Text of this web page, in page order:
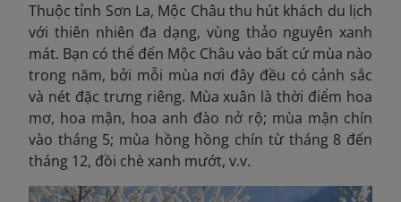
Thuộc tỉnh Sơn La, Mộc Châu thu hút khách du lịch
với thiên nhiên đa dạng, vùng thảo nguyên xanh
mát. Bạn có thể đến Mộc Châu vào bất cứ mùa nào
trong năm, bởi mỗi mùa nơi đây đều có cảnh sắc
và nét đặc trưng riêng. Mùa xuân là thời điểm hoa
mơ, hoa mận, hoa anh đào nở rộ; mùa mận chín
vào tháng 5; mùa hồng hồng chín từ tháng 8 đến
tháng 12, đồi chè xanh mướt, v.v.